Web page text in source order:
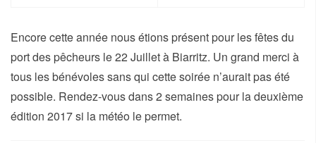
Encore cette année nous étions présent pour les fêtes du
port des pêcheurs le 22 Juillet à Biarritz. Un grand merci à
tous les bénévoles sans qui cette soirée n’aurait pas été
possible. Rendez-vous dans 2 semaines pour la deuxième
édition 2017 si la météo le permet.